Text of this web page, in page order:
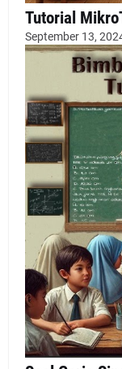
Tutorial
September 13,